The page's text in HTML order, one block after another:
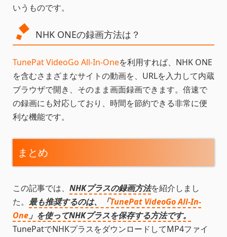
いうものです。
NHK ONEの録画方法は？
TunePat VideoGo All-In-Oneを利用すれば、NHK ONE
を含むさまざまなサイトの動画を、URLを入力して内蔵
ブラウザで開き、そのまま画面録画できます。倍速で
の録画にも対応しており、時間を節約できる非常に便
利な機能です。
まとめ
この記事では、 NHKプラスの録画方法を紹介しまし
た。 最も推奨するのは、「TunePat VideoGo All-In-
One 」を使ってNHKプラスを保存する方法です。
TunePatでNHKプラスをダウンロードしてMP4ファイ